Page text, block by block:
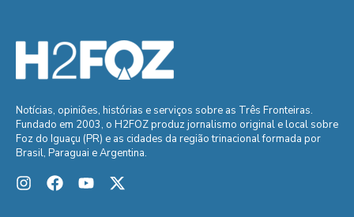
Notícias, opiniões, histórias e serviços sobre as Três Fronteiras.
Fundado em 2003, o H2FOZ produz jornalismo original e local sobre
Foz do Iguaçu (PR) e as cidades da região trinacional formada por
Brasil, Paraguai e Argentina.